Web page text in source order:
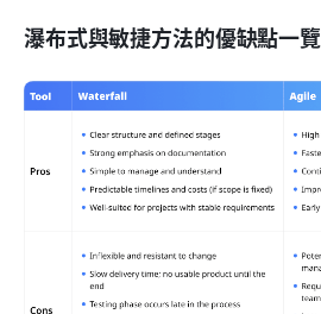
瀑布式與敏捷方法的優缺點一覽